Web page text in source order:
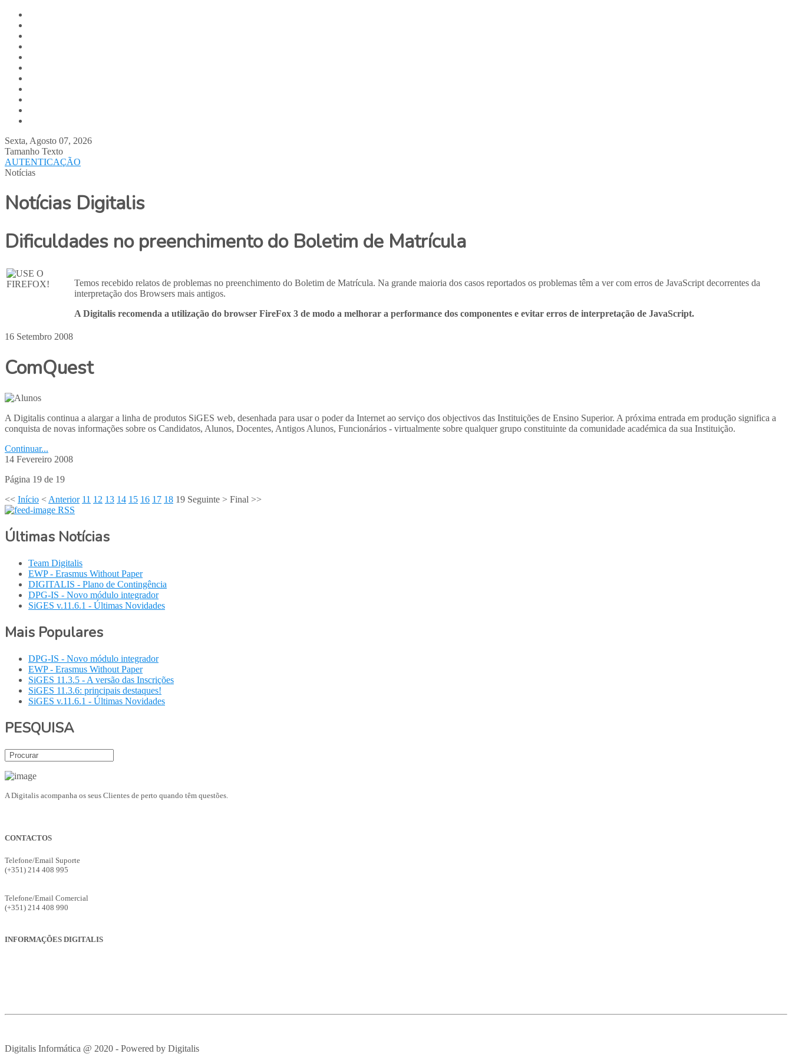
Sexta, Agosto 07, 2026
Tamanho Texto
AUTENTICAÇÃO
Notícias
Notícias Digitalis
Dificuldades no preenchimento do Boletim de Matrícula
Temos recebido relatos de problemas no preenchimento do Boletim de Matrícula. Na grande maioria dos casos reportados os problemas têm a ver com erros de JavaScript decorrentes da
interpretação dos Browsers mais antigos.
A Digitalis recomenda a utilização do browser FireFox 3 de modo a melhorar a performance dos componentes e evitar erros de interpretação de JavaScript.
16 Setembro 2008
ComQuest
A Digitalis continua a alargar a linha de produtos SiGES web, desenhada para usar o poder da Internet ao serviço dos objectivos das Instituições de Ensino Superior. A próxima entrada em produção significa a
conquista de novas informações sobre os Candidatos, Alunos, Docentes, Antigos Alunos, Funcionários - virtualmente sobre qualquer grupo constituinte da comunidade académica da sua Instituição.
Continuar...
14 Fevereiro 2008
Página 19 de 19
<< Início < Anterior 11 12 13 14 15 16 17 18 19 Seguinte > Final >>
RSS
Últimas Notícias
Team Digitalis
EWP - Erasmus Without Paper
DIGITALIS - Plano de Contingência
DPG-IS - Novo módulo integrador
SiGES v.11.6.1 - Últimas Novidades
Mais Populares
DPG-IS - Novo módulo integrador
EWP - Erasmus Without Paper
SiGES 11.3.5 - A versão das Inscrições
SiGES 11.3.6: principais destaques!
SiGES v.11.6.1 - Últimas Novidades
PESQUISA
A Digitalis acompanha os seus Clientes de perto quando têm questões.
CONTACTOS
Telefone/Email Suporte
(+351) 214 408 995
Telefone/Email Comercial
(+351) 214 408 990
INFORMAÇÕES DIGITALIS
Digitalis Informática @ 2020 - Powered by Digitalis